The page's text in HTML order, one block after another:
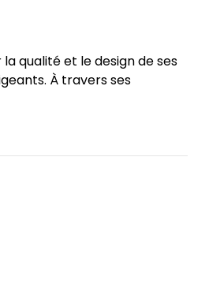
qualité et le design de ses
À travers ses